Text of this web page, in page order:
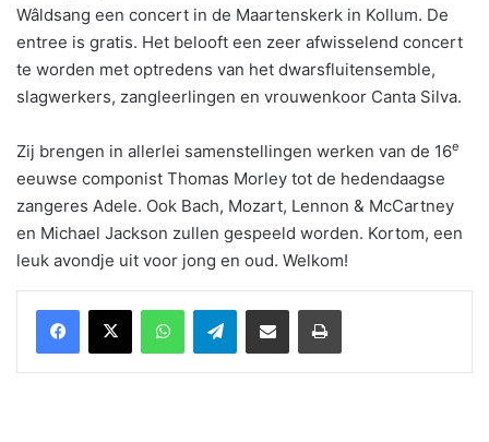
Wâldsang een concert in de Maartenskerk in Kollum. De
entree is gratis. Het belooft een zeer afwisselend concert
te worden met optredens van het dwarsfluitensemble,
slagwerkers, zangleerlingen en vrouwenkoor Canta Silva.
Zij brengen in allerlei samenstellingen werken van de 16e
eeuwse componist Thomas Morley tot de hedendaagse
zangeres Adele. Ook Bach, Mozart, Lennon & McCartney
en Michael Jackson zullen gespeeld worden. Kortom, een
leuk avondje uit voor jong en oud. Welkom!
WhatsAppTelegramDelen via Email Print